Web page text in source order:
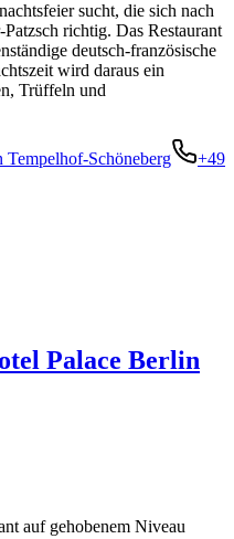
sucht, die sich nach
richtig. Das Restaurant
deutsch-französische
wird daraus ein
Trüffeln und
Schöneberg
+49
Palace Berlin
auf gehobenem Niveau